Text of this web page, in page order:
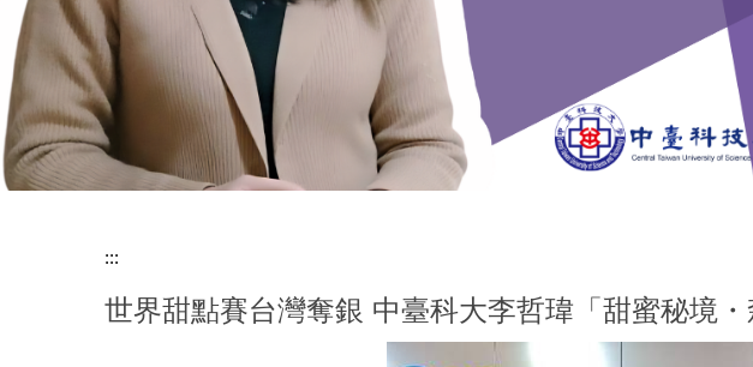
:::
世界甜點賽台灣奪銀 中臺科大李哲瑋「甜蜜秘境